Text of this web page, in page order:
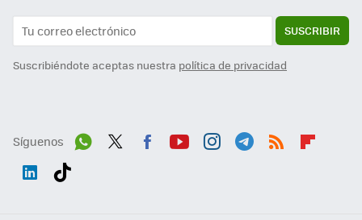
SUSCRIBIR
Suscribiéndote aceptas nuestra política de privacidad
Síguenos